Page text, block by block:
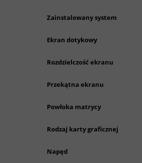
Zainstalowany system
Ekran dotykowy
Rozdzielczość ekranu
Przekątna ekranu
Powłoka matrycy
Rodzaj karty graficznej
Napęd